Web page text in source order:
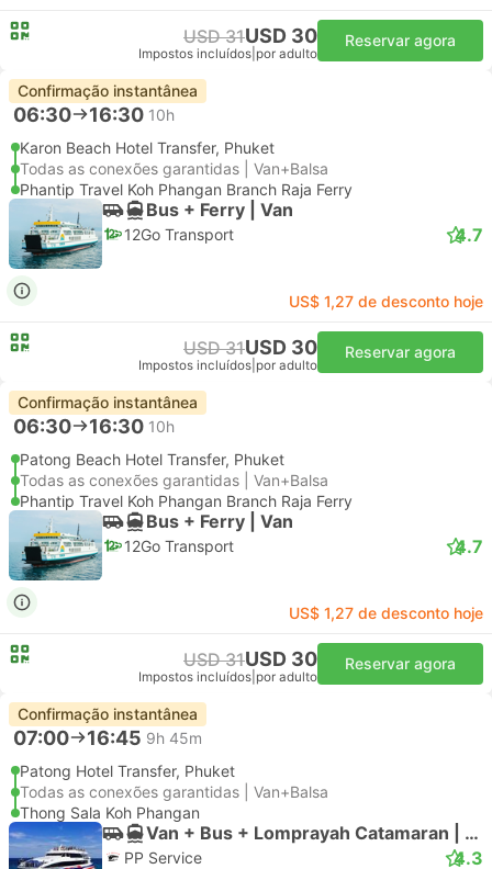
USD 31USD 30
Impostos incluídos por adulto
Reservar agora
Confirmação instantânea
06:30 16:30 10h
Karon Beach Hotel Transfer, Phuket
Todas as conexões garantidas | Van+Balsa
Phantip Travel Koh Phangan Branch Raja Ferry
Bus + Ferry | Van
12Go Transport 4.7
US$ 1,27 de desconto hoje
USD 31USD 30
Impostos incluídos por adulto
Reservar agora
Confirmação instantânea
06:30 16:30 10h
Patong Beach Hotel Transfer, Phuket
Todas as conexões garantidas | Van+Balsa
Phantip Travel Koh Phangan Branch Raja Ferry
Bus + Ferry | Van
12Go Transport 4.7
US$ 1,27 de desconto hoje
USD 31USD 30
Impostos incluídos por adulto
Reservar agora
Confirmação instantânea
07:00 16:45 9h 45m
Patong Hotel Transfer, Phuket
Todas as conexões garantidas | Van+Balsa
Thong Sala Koh Phangan
Van + Bus + Lomprayah Catamaran | Van
PP Service 4.3